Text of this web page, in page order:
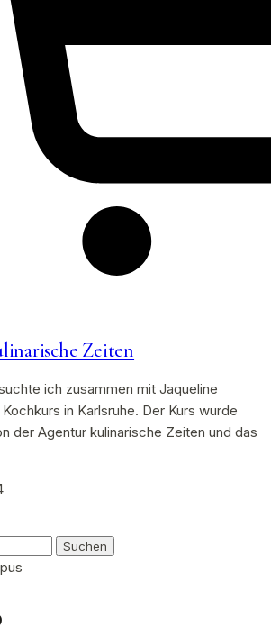
Zeiten
ich zusammen mit Jaqueline
in Karlsruhe. Der Kurs wurde
der Agentur kulinarische Zeiten und das